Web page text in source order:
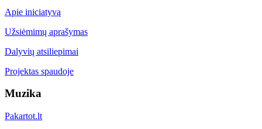
Apie iniciatyvą
Užsiėmimų aprašymas
Dalyvių atsiliepimai
Projektas spaudoje
Muzika
Pakartot.lt